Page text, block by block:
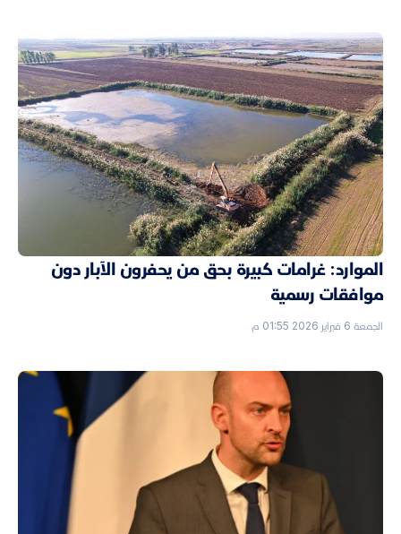
الموارد: غرامات كبيرة بحق من يحفرون الآبار دون
موافقات رسمية
الجمعة 6 فبراير 2026 01:55 م